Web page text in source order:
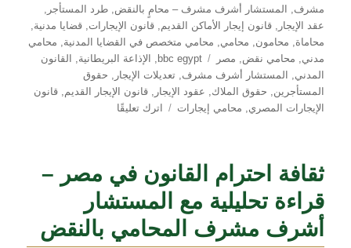
مشرف, المستشار أشرف مشرف – محامٍ بالنقض,طرد المستأجر ,
عقد الإيجار ,قانون إيجار الأماكن القديم,قانون الإيجارات,قضايا مدنية,
محاماة, محامون, محامي, محامي متخصص في القضايا المدنية, محامي
مدني, محامي نقض, مصر الوسوم
bbc egypt
, الإذاعة البريطانية,
القانون
المدني, المستشار أشرف مشرف,تعديلات الإيجار , حقوق
المستأجرين, حقوق الملاك, عقود الإيجار ,قانون الإيجار القديم,قانون
الإيجارات المصري, محامي إيجارات اترك تعليقًا
في
مصر:
قراءة
قانونية
مع
ثقافة احترام القانون في مصر –
قراءة تحليلية مع المستشار
أشرف مشرف المحامي بالنقض